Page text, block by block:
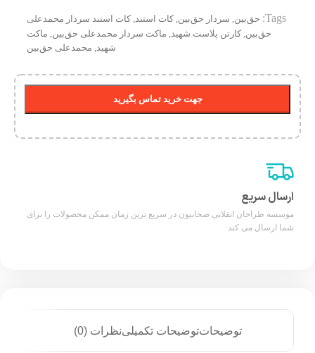
Tags: حق‌بین, سردار حق‌بین, کات استند, کات استند سردار محمدعلی
حق‌بین, کارتن پلاست شهید, ماکت سردار محمدعلی حق‌بین, ماکت
شهید, محمدعلی حق‌بین
جهت خرید تماس بگیرید
ارسال سریع
موسسه طراحان انقلابی صحابیون در سریع ترین زمان ممکن محصولات را برای
شما ارسال می کند
توضیحاتتوضیحات تکمیلینظرات (0)